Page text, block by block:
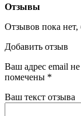
Отзывы
Отзывов пока нет,
Добавить отзыв
Ваш адрес email
помечены *
Ваш текст отзыва